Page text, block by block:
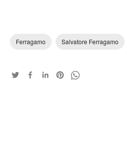
Ferragamo Salvatore Ferragamo